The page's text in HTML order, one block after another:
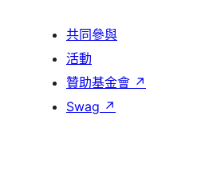
共同參與
活動
贊助基金會 ↗
Swag ↗